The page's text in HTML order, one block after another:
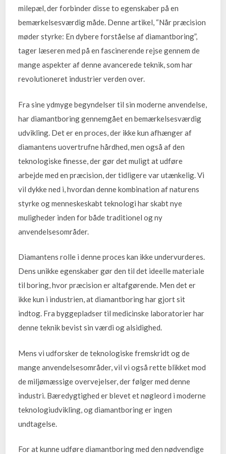
milepæl, der forbinder disse to egenskaber på en
bemærkelsesværdig måde. Denne artikel, “Når præcision
møder styrke: En dybere forståelse af diamantboring”,
tager læseren med på en fascinerende rejse gennem de
mange aspekter af denne avancerede teknik, som har
revolutioneret industrier verden over.
Fra sine ydmyge begyndelser til sin moderne anvendelse,
har diamantboring gennemgået en bemærkelsesværdig
udvikling. Det er en proces, der ikke kun afhænger af
diamantens uovertrufne hårdhed, men også af den
teknologiske finesse, der gør det muligt at udføre
arbejde med en præcision, der tidligere var utænkelig. Vi
vil dykke ned i, hvordan denne kombination af naturens
styrke og menneskeskabt teknologi har skabt nye
muligheder inden for både traditionel og ny
anvendelsesområder.
Diamantens rolle i denne proces kan ikke undervurderes.
Dens unikke egenskaber gør den til det ideelle materiale
til boring, hvor præcision er altafgørende. Men det er
ikke kun i industrien, at diamantboring har gjort sit
indtog. Fra byggepladser til medicinske laboratorier har
denne teknik bevist sin værdi og alsidighed.
Mens vi udforsker de teknologiske fremskridt og de
mange anvendelsesområder, vil vi også rette blikket mod
de miljømæssige overvejelser, der følger med denne
industri. Bæredygtighed er blevet et nøgleord i moderne
teknologiudvikling, og diamantboring er ingen
undtagelse.
For at kunne udføre diamantboring med den nødvendige